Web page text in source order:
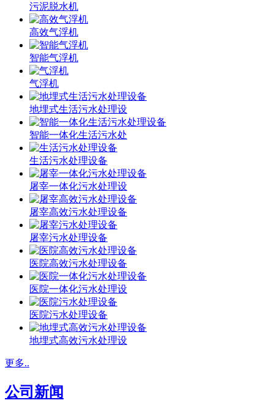
污泥脱水机
高效气浮机
智能气浮机
气浮机
地埋式生活污水处理设
智能一体化生活污水处
生活污水处理设备
屠宰一体化污水处理设
屠宰高效污水处理设备
屠宰污水处理设备
医院高效污水处理设备
医院一体化污水处理设
医院污水处理设备
地埋式高效污水处理设
更多..
公司新闻